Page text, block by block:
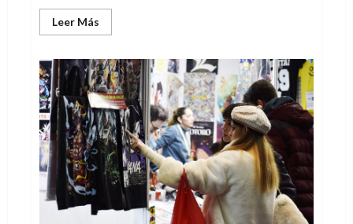
Leer Más
más
El
Cuarto
Mundo:
Jack
Kirby
en
estado
puro